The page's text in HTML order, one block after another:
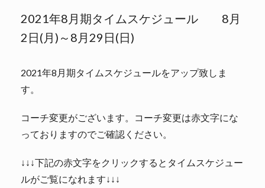
2021年8月期タイムスケジュール 8月
2日(月)～8月29日(日)
2021年8月期タイムスケジュールをアップ致しま
す。
コーチ変更がございます。コーチ変更は赤文字にな
っておりますのでご確認ください。
↓↓↓下記の赤文字をクリックするとタイムスケジュー
ルがご覧になれます↓↓↓